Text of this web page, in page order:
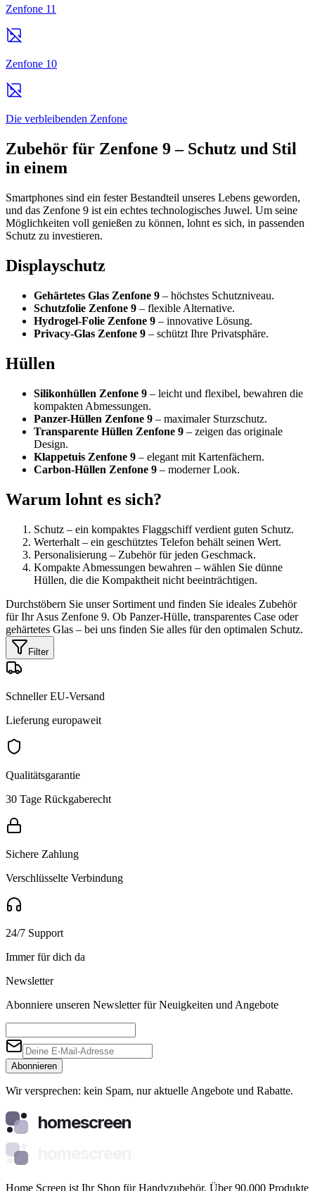
Zenfone 11
Zenfone 10
Die verbleibenden Zenfone
Zubehör für Zenfone 9 – Schutz und Stil
in einem
Smartphones sind ein fester Bestandteil unseres Lebens geworden,
und das Zenfone 9 ist ein echtes technologisches Juwel. Um seine
Möglichkeiten voll genießen zu können, lohnt es sich, in passenden
Schutz zu investieren.
Displayschutz
Gehärtetes Glas Zenfone 9 – höchstes Schutzniveau.
Schutzfolie Zenfone 9 – flexible Alternative.
Hydrogel-Folie Zenfone 9 – innovative Lösung.
Privacy-Glas Zenfone 9 – schützt Ihre Privatsphäre.
Hüllen
Silikonhüllen Zenfone 9 – leicht und flexibel, bewahren die
kompakten Abmessungen.
Panzer-Hüllen Zenfone 9 – maximaler Sturzschutz.
Transparente Hüllen Zenfone 9 – zeigen das originale
Design.
Klappetuis Zenfone 9 – elegant mit Kartenfächern.
Carbon-Hüllen Zenfone 9 – moderner Look.
Warum lohnt es sich?
Schutz – ein kompaktes Flaggschiff verdient guten Schutz.
Werterhalt – ein geschütztes Telefon behält seinen Wert.
Personalisierung – Zubehör für jeden Geschmack.
Kompakte Abmessungen bewahren – wählen Sie dünne
Hüllen, die die Kompaktheit nicht beeinträchtigen.
Durchstöbern Sie unser Sortiment und finden Sie ideales Zubehör
für Ihr Asus Zenfone 9. Ob Panzer-Hülle, transparentes Case oder
gehärtetes Glas – bei uns finden Sie alles für den optimalen Schutz.
Filter
Schneller EU-Versand
Lieferung europaweit
Qualitätsgarantie
30 Tage Rückgaberecht
Sichere Zahlung
Verschlüsselte Verbindung
24/7 Support
Immer für dich da
Newsletter
Abonniere unseren Newsletter für Neuigkeiten und Angebote
Abonnieren
Wir versprechen: kein Spam, nur aktuelle Angebote und Rabatte.
homescreen
Home Screen ist Ihr Shop für Handyzubehör. Über 90.000 Produkte